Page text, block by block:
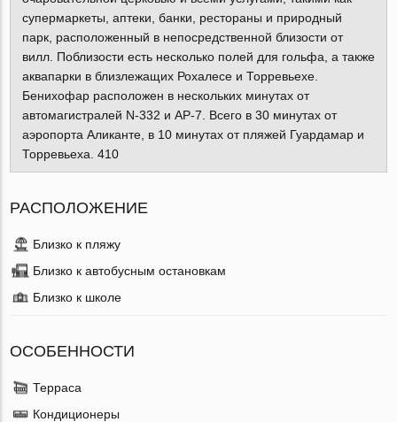
супермаркеты, аптеки, банки, рестораны и природный
парк, расположенный в непосредственной близости от
вилл. Поблизости есть несколько полей для гольфа, а также
аквапарки в близлежащих Рохалесе и Торревьехе.
Бенихофар расположен в нескольких минутах от
автомагистралей N-332 и AP-7. Всего в 30 минутах от
аэропорта Аликанте, в 10 минутах от пляжей Гуардамар и
Торревьеха. 410
РАСПОЛОЖЕНИЕ
Близко к пляжу
Близко к автобусным остановкам
Близко к школе
ОСОБЕННОСТИ
Терраса
Кондиционеры